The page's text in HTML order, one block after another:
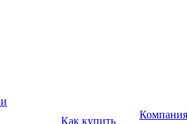
Как купить
Компания